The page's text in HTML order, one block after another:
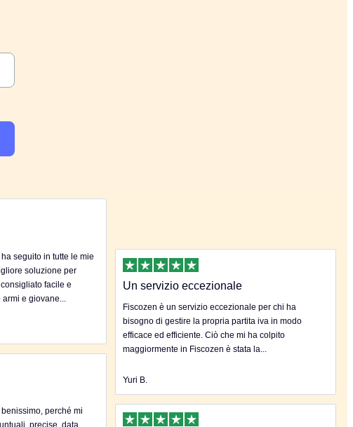
seguito in tutte le mie
soluzione per
facile e
e giovane...
Un servizio eccezionale
Fiscozen è un servizio eccezionale per chi ha
bisogno di gestire la propria partita iva in modo
efficace ed efficiente. Ciò che mi ha colpito
maggiormente in Fiscozen è stata la...
Yuri B.
perché mi